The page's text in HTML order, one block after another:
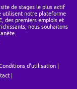
de stages le plus actif
utilisent notre plateforme
des premiers emplois et
nous souhaitons
d'utilisation